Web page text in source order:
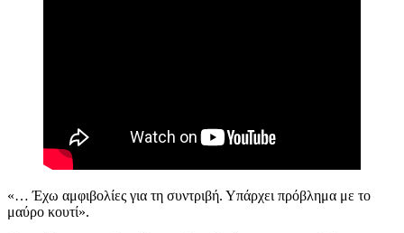
«… Έχω αμφιβολίες για τη συντριβή. Υπάρχει πρόβλημα με το
μαύρο κουτί».